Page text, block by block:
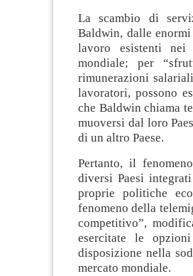
La scambio di
Baldwin, dalle
lavoro esistenti nei
mondiale; per
rimunerazioni
lavoratori, possono
che Baldwin chiama
muoversi dal loro
di un altro Paese.
Pertanto, il
diversi Paesi
proprie politiche
fenomeno della
competitivo”,
esercitate le
disposizione nella
mercato mondiale.